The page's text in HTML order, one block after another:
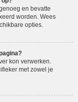
en bevatte
worden. Wees
opties.
kon verwerken.
met zowel je